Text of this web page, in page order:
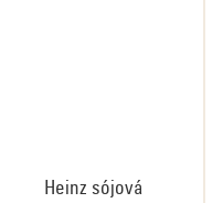
Heinz sójová